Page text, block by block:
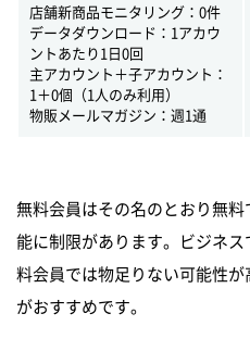
店舗新商品モニタリング：0件
データダウンロード：1アカウ
ントあたり1日0回
主アカウント＋子アカウント：
1＋0個（1人のみ利用）
物販メールマガジン：週1通
無料会員はその名のとおり無
能に制限があります。ビジネ
料会員では物足りない可能性
がおすすめです。